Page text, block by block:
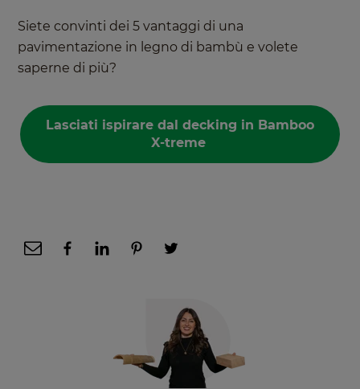
Siete convinti dei 5 vantaggi di una
pavimentazione in legno di bambù e volete
saperne di più?
Lasciati ispirare dal decking in Bamboo
X-treme